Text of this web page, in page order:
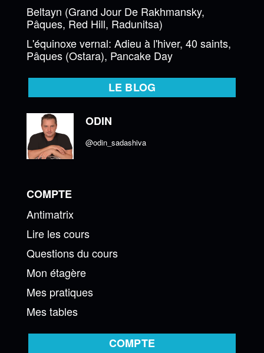
Beltayn (Grand Jour De Rakhmansky,
Pâques, Red Hill, Radunitsa)
L'équinoxe vernal: Adieu à l'hiver, 40 saints,
Pâques (Ostara), Pancake Day
LE BLOG
ODIN
@odin_sadashiva
COMPTE
Antimatrix
Lire les cours
Questions du cours
Mon étagère
Mes pratiques
Mes tables
COMPTE